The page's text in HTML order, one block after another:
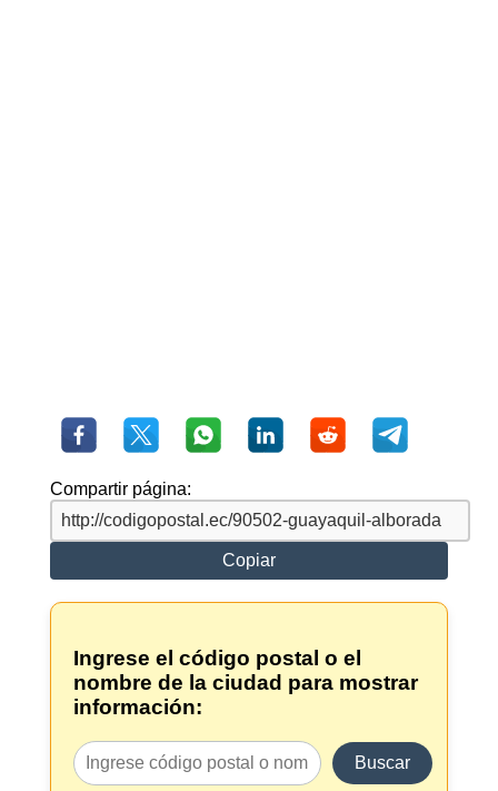
Compartir página:
Copiar
Ingrese el código postal o el
nombre de la ciudad para mostrar
información:
Buscar